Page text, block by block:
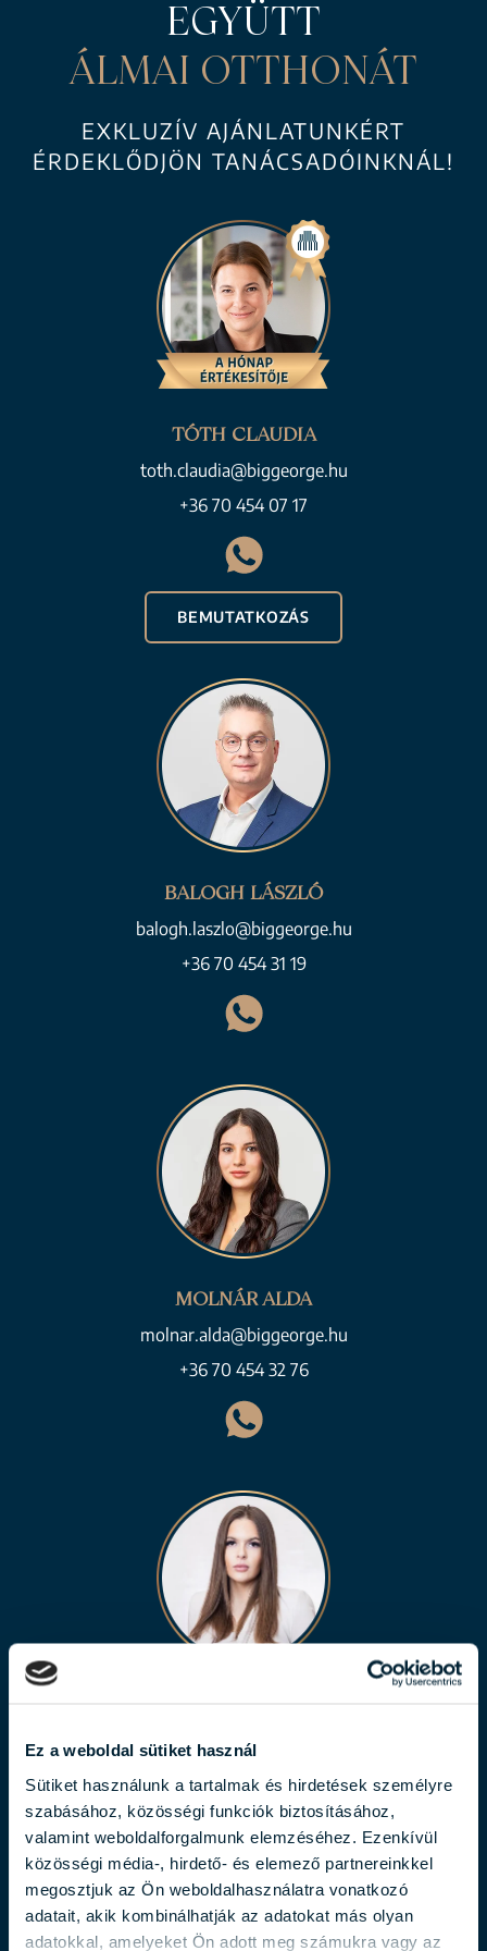
Ez a weboldal sütiket használ
Sütiket használunk a tartalmak és hirdetések személyre
szabásához, közösségi funkciók biztosításához,
valamint weboldalforgalmunk elemzéséhez. Ezenkívül
közösségi média-, hirdető- és elemező partnereinkkel
megosztjuk az Ön weboldalhasználatra vonatkozó
adatait, akik kombinálhatják az adatokat más olyan
adatokkal, amelyeket Ön adott meg számukra vagy az
EGYÜTT
ÁLMAI OTTHONÁT
EXKLUZÍV AJÁNLATUNKÉRT
ÉRDEKLŐDJÖN TANÁCSADÓINKNÁL!
TÓTH CLAUDIA
toth.claudia@biggeorge.hu
+36 70 454 07 17
BEMUTATKOZÁS
BALOGH LÁSZLÓ
balogh.laszlo@biggeorge.hu
+36 70 454 31 19
MOLNÁR ALDA
molnar.alda@biggeorge.hu
+36 70 454 32 76
labodi.flora@biggeorge.hu
+36 70 454 30 48